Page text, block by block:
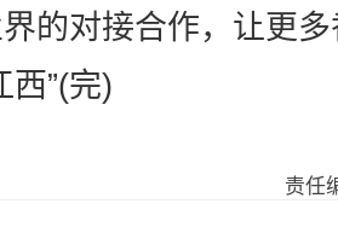
的对接合作，让更
西”(完)
责任